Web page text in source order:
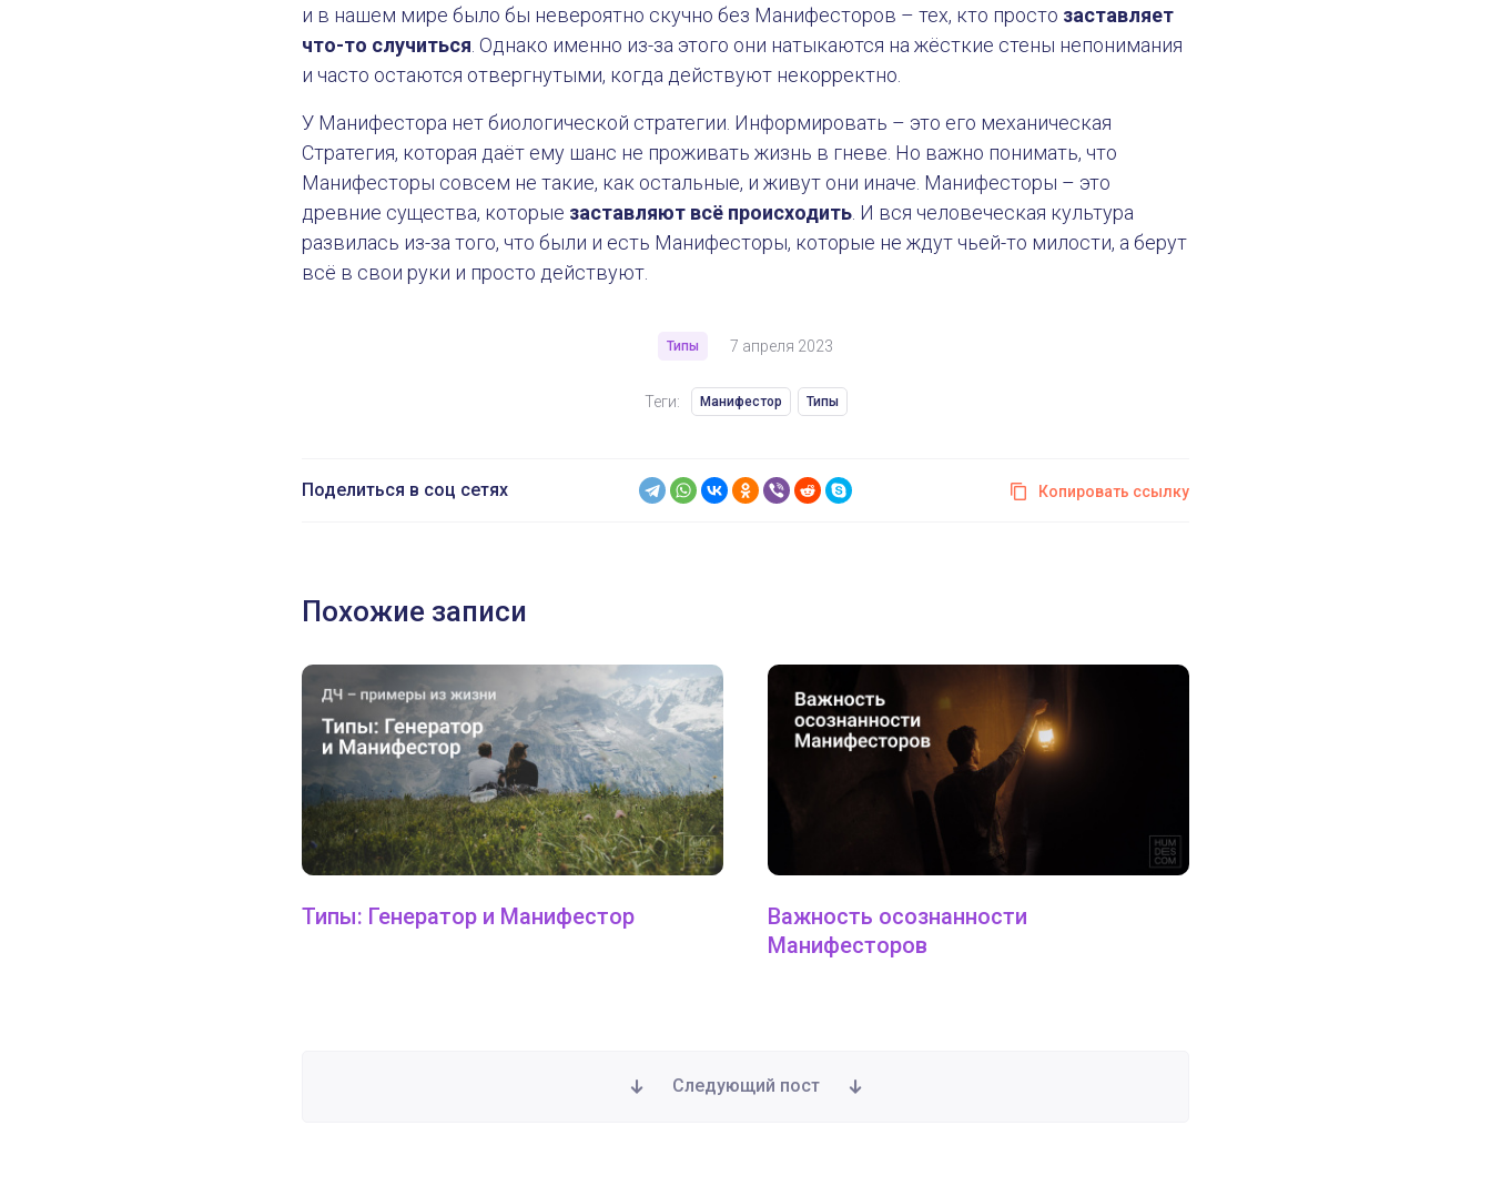
Наказание для Манифестора Типы 7 апреля 2023
и в нашем мире было бы невероятно скучно без Манифесторов – тех, кто просто заставляет
что-то случиться . Однако именно из-за этого они натыкаются на жёсткие стены непонимания
и часто остаются отвергнутыми, когда действуют некорректно.
У Манифестора нет биологической стратегии. Информировать – это его механическая
Стратегия, которая даёт ему шанс не проживать жизнь в гневе. Но важно понимать, что
Манифесторы совсем не такие, как остальные, и живут они иначе. Манифесторы – это
древние существа, которые заставляют всё происходить . И вся человеческая культура
развилась из-за того, что были и есть Манифесторы, которые не ждут чьей-то милости, а берут
всё в свои руки и просто действуют.
Типы 7 апреля 2023
Теги: Манифестор Типы
Поделиться в соц сетях Копировать ссылку
Похожие записи
Типы: Генератор и Манифестор
Важность осознанности
Манифесторов
Следующий пост